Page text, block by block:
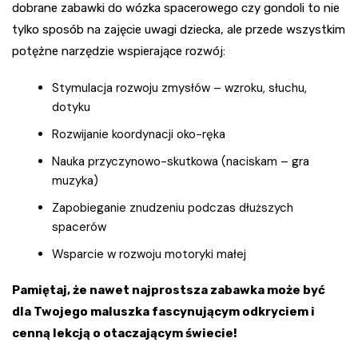
dobrane zabawki do wózka spacerowego czy gondoli to nie
tylko sposób na zajęcie uwagi dziecka, ale przede wszystkim
potężne narzędzie wspierające rozwój:
Stymulacja rozwoju zmysłów – wzroku, słuchu,
dotyku
Rozwijanie koordynacji oko-ręka
Nauka przyczynowo-skutkowa (naciskam – gra
muzyka)
Zapobieganie znudzeniu podczas dłuższych
spacerów
Wsparcie w rozwoju motoryki małej
Pamiętaj, że nawet najprostsza zabawka może być
dla Twojego maluszka fascynującym odkryciem i
cenną lekcją o otaczającym świecie!